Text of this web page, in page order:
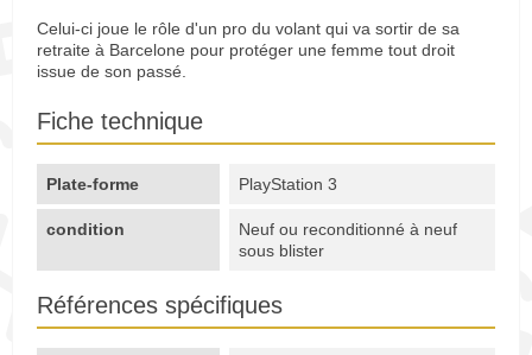
Celui-ci joue le rôle d'un pro du volant qui va sortir de sa
retraite à Barcelone pour protéger une femme tout droit
issue de son passé.
Fiche technique
Plate-forme PlayStation 3
condition
Neuf ou reconditionné à neuf
sous blister
Références spécifiques